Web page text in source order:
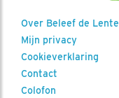
Over Beleef de Lente
Mijn privacy
Cookieverklaring
Contact
Colofon